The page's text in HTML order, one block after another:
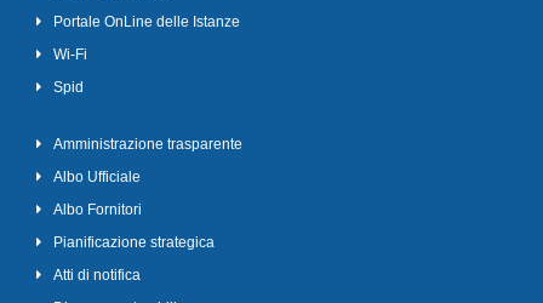
Portale OnLine delle Istanze
Wi-Fi
Spid
Amministrazione trasparente
Albo Ufficiale
Albo Fornitori
Pianificazione strategica
Atti di notifica